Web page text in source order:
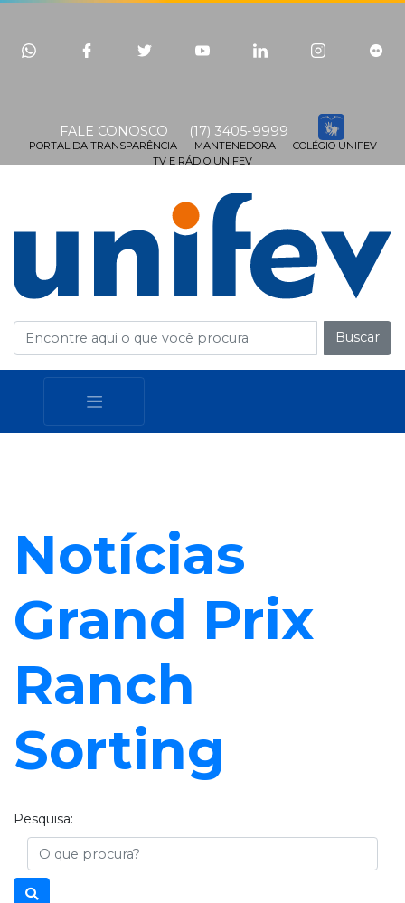
FALE CONOSCO (17) 3405-9999
PORTAL DA TRANSPARÊNCIA MANTENEDORA
COLÉGIO UNIFEV
TV E RÁDIO UNIFEV
Buscar
Notícias
Grand Prix
Ranch
Sorting
Pesquisa:
Busca